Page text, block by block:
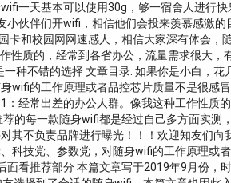
一天基本可以使用30g，够一宿舍人进行
伙伴们开wifi，相信他们会投来羡慕感激的
和校园网网速感人，相信大家深有体会
质的，经常到各省办公，流量需求很大
种不错的选择 文章目录. 如果你是小白，
的工作原理或者品控芯片质量不是很感
经常出差的办公人群。像我这种工作性质
的每一款随身wifi都是经过自己多方面实测
不负责品牌进行曝光！！！欢迎知友们
技党、参数党，对随身wifi的工作原理或
看推荐部分 本篇文章写于2019年9月份，